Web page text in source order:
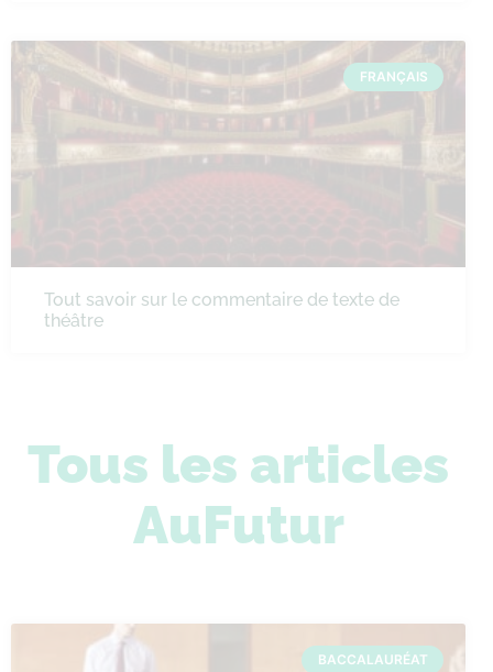
FRANÇAIS
Tout savoir sur le commentaire de texte de
théâtre
Tous les articles
AuFutur
BACCALAURÉAT